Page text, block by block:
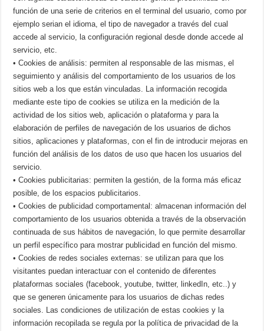
función de una serie de criterios en el terminal del usuario, como por
ejemplo serian el idioma, el tipo de navegador a través del cual
accede al servicio, la configuración regional desde donde accede al
servicio, etc.
• Cookies de análisis: permiten al responsable de las mismas, el
seguimiento y análisis del comportamiento de los usuarios de los
sitios web a los que están vinculadas. La información recogida
mediante este tipo de cookies se utiliza en la medición de la
actividad de los sitios web, aplicación o plataforma y para la
elaboración de perfiles de navegación de los usuarios de dichos
sitios, aplicaciones y plataformas, con el fin de introducir mejoras en
función del análisis de los datos de uso que hacen los usuarios del
servicio.
• Cookies publicitarias: permiten la gestión, de la forma más eficaz
posible, de los espacios publicitarios.
• Cookies de publicidad comportamental: almacenan información del
comportamiento de los usuarios obtenida a través de la observación
continuada de sus hábitos de navegación, lo que permite desarrollar
un perfil específico para mostrar publicidad en función del mismo.
• Cookies de redes sociales externas: se utilizan para que los
visitantes puedan interactuar con el contenido de diferentes
plataformas sociales (facebook, youtube, twitter, linkedIn, etc..) y
que se generen únicamente para los usuarios de dichas redes
sociales. Las condiciones de utilización de estas cookies y la
información recopilada se regula por la política de privacidad de la